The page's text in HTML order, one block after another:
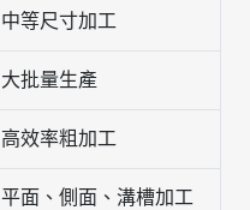
中等尺寸加工
大批量生產
高效率粗加工
平面、側面、溝槽加工